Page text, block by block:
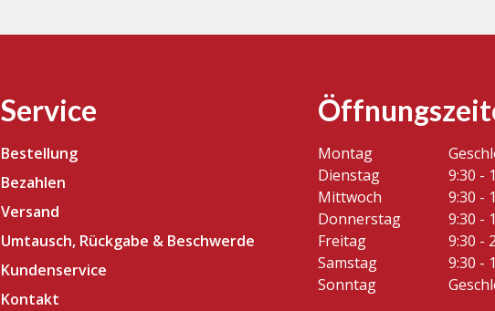
Service
Bestellung
Bezahlen
Versand
Umtausch, Rückgabe & Beschwerde
Kundenservice
Kontakt
Montag
Dienstag
9:30 -
Mittwoch
9:30 -
Donnerstag
9:30 -
Freitag
9:30 -
Samstag
9:30 -
Sonntag